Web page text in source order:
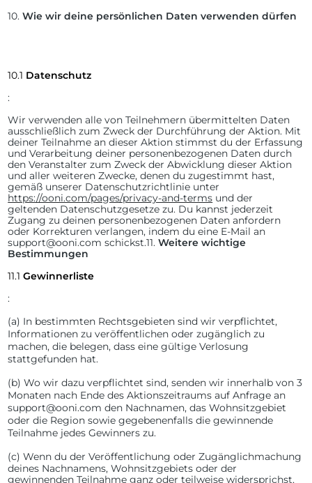
10.Wie wir deine persönlichen Daten verwenden dürfen
10.1 Datenschutz
:
Wir verwenden alle von Teilnehmern übermittelten Daten
ausschließlich zum Zweck der Durchführung der Aktion. Mit
deiner Teilnahme an dieser Aktion stimmst du der Erfassung
und Verarbeitung deiner personenbezogenen Daten durch
den Veranstalter zum Zweck der Abwicklung dieser Aktion
und aller weiteren Zwecke, denen du zugestimmt hast,
gemäß unserer Datenschutzrichtlinie unter
https://ooni.com/pages/privacy-and-terms und der
geltenden Datenschutzgesetze zu. Du kannst jederzeit
Zugang zu deinen personenbezogenen Daten anfordern
oder Korrekturen verlangen, indem du eine E-Mail an
support@ooni.com schickst.11.Weitere wichtige
Bestimmungen
11.1Gewinnerliste
:
(a) In bestimmten Rechtsgebieten sind wir verpflichtet,
Informationen zu veröffentlichen oder zugänglich zu
machen, die belegen, dass eine gültige Verlosung
stattgefunden hat.
(b)Wo wir dazu verpflichtet sind, senden wir innerhalb von 3
Monaten nach Ende des Aktionszeitraums auf Anfrage an
support@ooni.com den Nachnamen, das Wohnsitzgebiet
oder die Region sowie gegebenenfalls die gewinnende
Teilnahme jedes Gewinners zu.
(c)Wenn du der Veröffentlichung oder Zugänglichmachung
deines Nachnamens, Wohnsitzgebiets oder der
gewinnenden Teilnahme ganz oder teilweise widersprichst,